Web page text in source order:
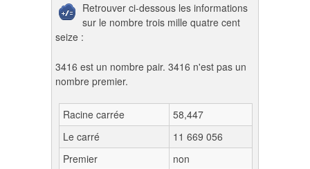
Retrouver ci-dessous les informations
sur le nombre trois mille quatre cent
seize :
3416 est un nombre pair. 3416 n'est pas un
nombre premier.
Racine carrée
58,447
Le carré
11 669 056
Premier
non